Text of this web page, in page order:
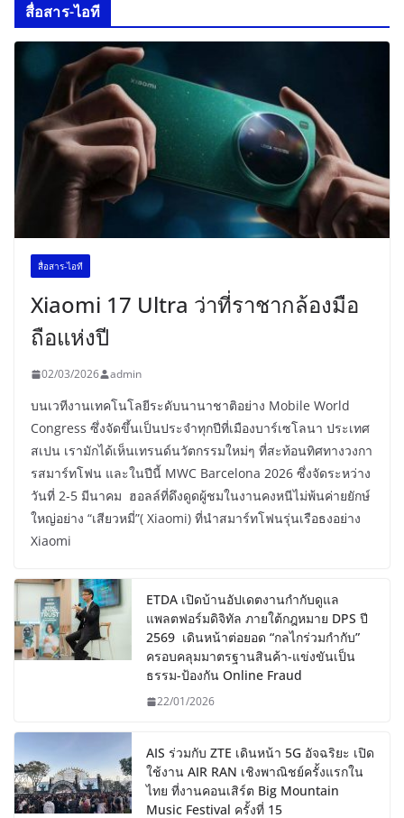
สื่อสาร-ไอที
สื่อสาร-ไอที
Xiaomi 17 Ultra ว่าที่ราชากล้องมือ
ถือแห่งปี
02/03/2026 admin
บนเวทีงานเทคโนโลยีระดับนานาชาติอย่าง Mobile World
Congress ซึ่งจัดขึ้นเป็นประจำทุกปีที่เมืองบาร์เซโลนา ประเทศ
สเปน เรามักได้เห็นเทรนด์นวัตกรรมใหม่ๆ ที่สะท้อนทิศทางวงกา
รสมาร์ทโฟน และในปีนี้ MWC Barcelona 2026 ซึ่งจัดระหว่าง
วันที่ 2-5 มีนาคม ฮอลล์ที่ดึงดูดผู้ชมในงานคงหนีไม่พ้นค่ายยักษ์
ใหญ่อย่าง “เสียวหมี่”( Xiaomi) ที่นำสมาร์ทโฟนรุ่นเรือธงอย่าง
Xiaomi
ETDA เปิดบ้านอัปเดตงานกำกับดูแล
แพลตฟอร์มดิจิทัล ภายใต้กฎหมาย DPS ปี
2569 เดินหน้าต่อยอด “กลไกร่วมกำกับ”
ครอบคลุมมาตรฐานสินค้า-แข่งขันเป็น
ธรรม-ป้องกัน Online Fraud
22/01/2026
AIS ร่วมกับ ZTE เดินหน้า 5G อัจฉริยะ เปิด
ใช้งาน AIR RAN เชิงพาณิชย์ครั้งแรกใน
ไทย ที่งานคอนเสิร์ต Big Mountain
Music Festival ครั้งที่ 15